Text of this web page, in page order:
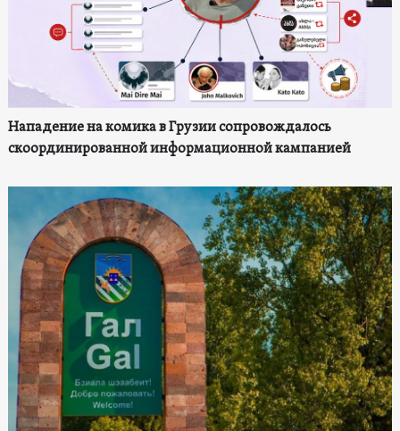
Нападение на комика в Грузии сопровождалось
скоординированной информационной кампанией